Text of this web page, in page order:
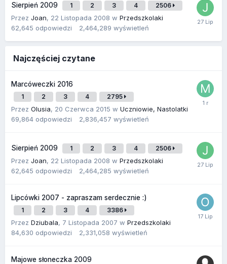
Sierpień 2009 1 2 3 4 2506
Przez Joan, 22 Listopada 2008 w Przedszkolaki
62,645 odpowiedzi 2,464,289 wyświetleń
Najczęściej czytane
Marcóweczki 2016
1 2 3 4 2795
Przez Olusia, 20 Czerwca 2015 w Uczniowie, Nastolatki
69,864 odpowiedzi 2,836,457 wyświetleń
Sierpień 2009 1 2 3 4 2506
Przez Joan, 22 Listopada 2008 w Przedszkolaki
62,645 odpowiedzi 2,464,285 wyświetleń
Lipcówki 2007 - zapraszam serdecznie :)
1 2 3 4 3386
Przez Dziubala, 7 Listopada 2007 w Przedszkolaki
84,630 odpowiedzi 2,331,058 wyświetleń
Majowe słoneczka 2009